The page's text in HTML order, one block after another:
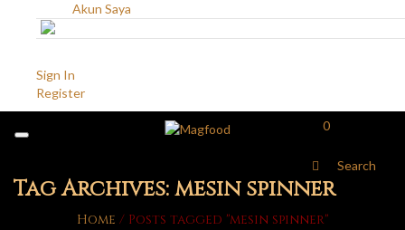
Akun Saya
Sign In
Register
0
Search
Tag Archives: mesin spinner
Home / Posts tagged "mesin spinner"